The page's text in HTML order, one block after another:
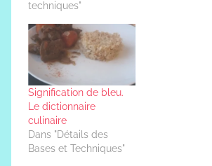
morceaux de forme
centimètres de largeur
et 8 cm de longueur.
Avant de les frire dans
un bain d’huile de
friture chauffée à
180°C, les goujonnettes
de poisson…
techniques"
Signification de bleu.
Le dictionnaire
culinaire
Dans "Détails des
Bases et Techniques"